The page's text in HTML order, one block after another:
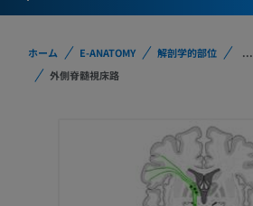
ホーム E-ANATOMY 解剖学的部位 ...
外側脊髄視床路